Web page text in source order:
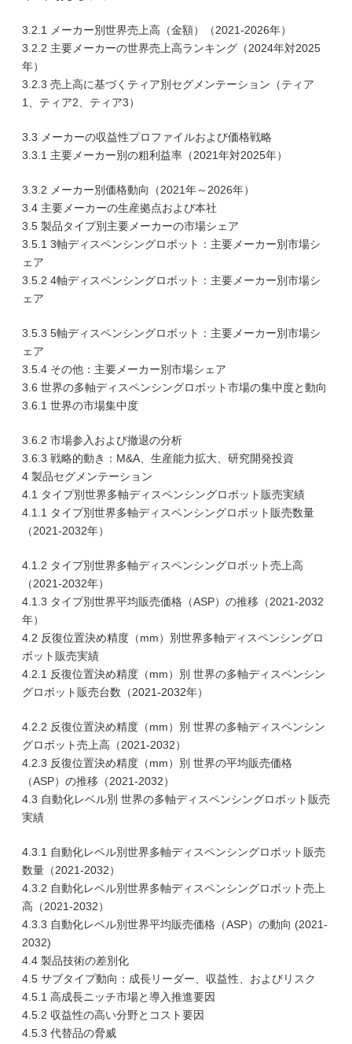
3.2.1 メーカー別世界売上高（金額）（2021-2026年）
3.2.2 主要メーカーの世界売上高ランキング（2024年対2025
年）
3.2.3 売上高に基づくティア別セグメンテーション（ティア
1、ティア2、ティア3）
3.3 メーカーの収益性プロファイルおよび価格戦略
3.3.1 主要メーカー別の粗利益率（2021年対2025年）
3.3.2 メーカー別価格動向（2021年～2026年）
3.4 主要メーカーの生産拠点および本社
3.5 製品タイプ別主要メーカーの市場シェア
3.5.1 3軸ディスペンシングロボット：主要メーカー別市場シ
ェア
3.5.2 4軸ディスペンシングロボット：主要メーカー別市場シ
ェア
3.5.3 5軸ディスペンシングロボット：主要メーカー別市場シ
ェア
3.5.4 その他：主要メーカー別市場シェア
3.6 世界の多軸ディスペンシングロボット市場の集中度と動向
3.6.1 世界の市場集中度
3.6.2 市場参入および撤退の分析
3.6.3 戦略的動き：M&A、生産能力拡大、研究開発投資
4 製品セグメンテーション
4.1 タイプ別世界多軸ディスペンシングロボット販売実績
4.1.1 タイプ別世界多軸ディスペンシングロボット販売数量
（2021-2032年）
4.1.2 タイプ別世界多軸ディスペンシングロボット売上高
（2021-2032年）
4.1.3 タイプ別世界平均販売価格（ASP）の推移（2021-2032
年）
4.2 反復位置決め精度（mm）別世界多軸ディスペンシングロ
ボット販売実績
4.2.1 反復位置決め精度（mm）別 世界の多軸ディスペンシン
グロボット販売台数（2021-2032年）
4.2.2 反復位置決め精度（mm）別 世界の多軸ディスペンシン
グロボット売上高（2021-2032）
4.2.3 反復位置決め精度（mm）別 世界の平均販売価格
（ASP）の推移（2021-2032）
4.3 自動化レベル別 世界の多軸ディスペンシングロボット販売
実績
4.3.1 自動化レベル別世界多軸ディスペンシングロボット販売
数量（2021-2032）
4.3.2 自動化レベル別世界多軸ディスペンシングロボット売上
高（2021-2032）
4.3.3 自動化レベル別世界平均販売価格（ASP）の動向 (2021-
2032)
4.4 製品技術の差別化
4.5 サブタイプ動向：成長リーダー、収益性、およびリスク
4.5.1 高成長ニッチ市場と導入推進要因
4.5.2 収益性の高い分野とコスト要因
4.5.3 代替品の脅威